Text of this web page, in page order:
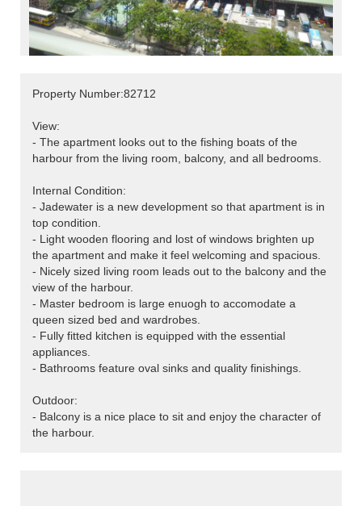
Property Number:82712
View:
- The apartment looks out to the fishing boats of the
harbour from the living room, balcony, and all bedrooms.
Internal Condition:
- Jadewater is a new development so that apartment is in
top condition.
- Light wooden flooring and lost of windows brighten up
the apartment and make it feel welcoming and spacious.
- Nicely sized living room leads out to the balcony and the
view of the harbour.
- Master bedroom is large enuogh to accomodate a
queen sized bed and wardrobes.
- Fully fitted kitchen is equipped with the essential
appliances.
- Bathrooms feature oval sinks and quality finishings.
Outdoor:
- Balcony is a nice place to sit and enjoy the character of
the harbour.